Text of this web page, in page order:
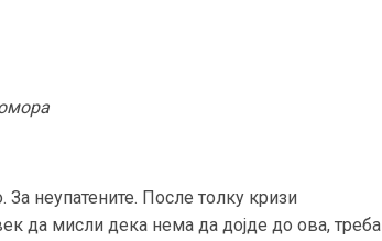
неупатените. После толку кризи
да мисли дека нема да дојде до ова, треба